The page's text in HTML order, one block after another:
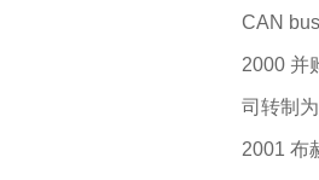
CAN
2000 并
司转制
2001 布